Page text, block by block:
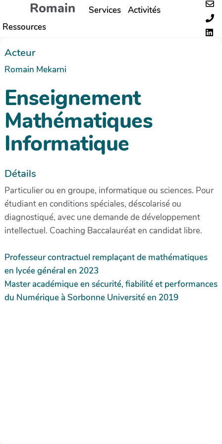
Aller au contenu principal
Romain Services
Activités
Ressources
Acteur
Romain Mekarni
Enseignement
Mathématiques
Informatique
Détails
Particulier ou en groupe, informatique ou sciences. Pour
étudiant en conditions spéciales, déscolarisé ou
diagnostiqué, avec une demande de développement
intellectuel. Coaching Baccalauréat en candidat libre.
Professeur contractuel remplaçant de mathématiques
en lycée général en 2023
Master académique en sécurité, fiabilité et performances
du Numérique à Sorbonne Université en 2019